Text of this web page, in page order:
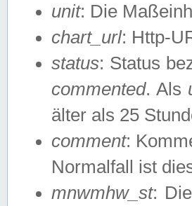
unit: Die
chart_url: Http-
status: Status
commented. Als
älter als 25
comment:
Normalfall ist
mnwmhw_st: